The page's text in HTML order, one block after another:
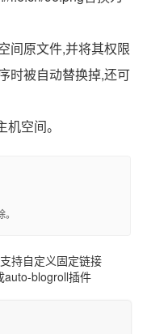
间原文件,并将其权限
时被自动替换掉,还可
空间。
持自定义固定链接
auto-blogroll插件